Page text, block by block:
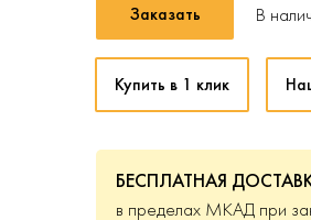
Заказать В
Купить в 1 клик
БЕСПЛАТНАЯ
в пределах МКАД при